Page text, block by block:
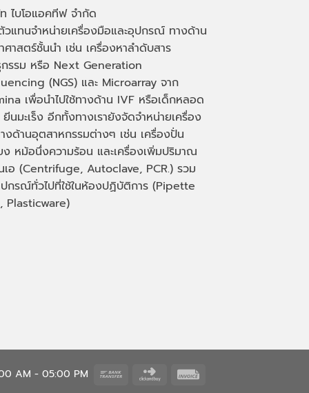
ไบโอแอคทีฟ จำกัด
วแทนจำหน่ายเครื่องมือและอุปกรณ์ ทางด้าน
ศาสตร์ชั้นนำ เช่น เครื่องหาลำดับสาร
รรม หรือ Next Generation
(NGS) และ Microarray จาก
เพื่อนำไปใช้ทางด้าน IVF หรือเด็กหลอด
นมะเร็ง อีกทั้งทางเรายังจัดจำหน่ายเครื่อง
งด้านอุตสาหกรรมต่างๆ เช่น เครื่องปั่น
ง หม้อนึ่งความร้อน และเครื่องเพิ่มปริมาณ
เอ (Centrifuge, Autoclave, PCR.) รวม
กรณ์ทั่วไปที่ใช้ในห้องปฏิบัติการ (Pipette
Plasticware)
AM - 05:00 PM
Bank
Click